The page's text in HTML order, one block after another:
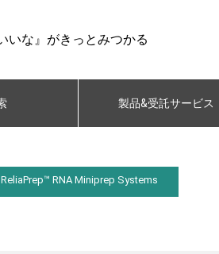
いな』がきっとみつかる
製品&受託サービス
ReliaPrep™ RNA Miniprep Systems